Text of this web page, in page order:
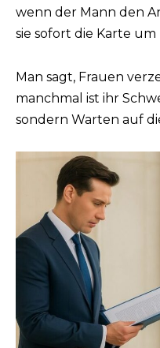
wenn der Mann den
sie sofort die Karte um
Man sagt, Frauen
manchmal ist ihr
sondern Warten auf